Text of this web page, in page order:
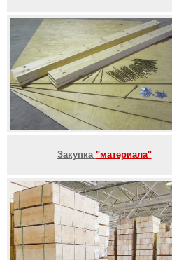
Закупка "материала"